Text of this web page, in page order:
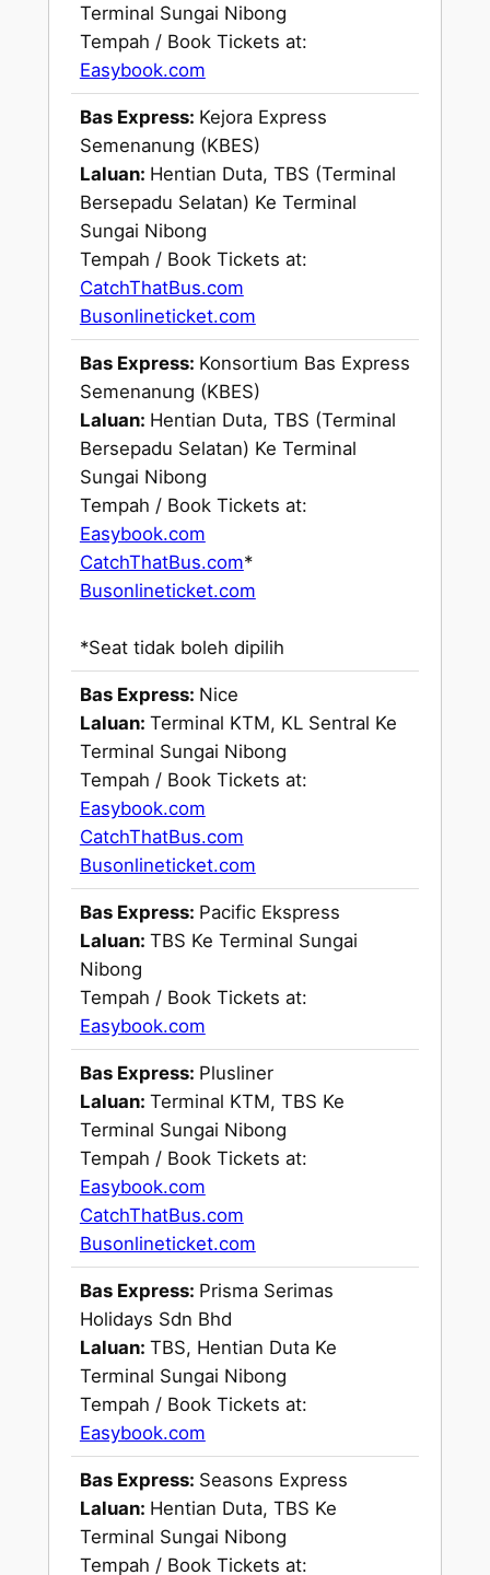
Terminal Sungai Nibong
Tempah / Book Tickets at:
Easybook.com
Bas Express: Kejora Express
Semenanung (KBES)
Laluan: Hentian Duta, TBS (Terminal
Bersepadu Selatan) Ke Terminal
Sungai Nibong
Tempah / Book Tickets at:
CatchThatBus.com
Busonlineticket.com
Bas Express: Konsortium Bas Express
Semenanung (KBES)
Laluan: Hentian Duta, TBS (Terminal
Bersepadu Selatan) Ke Terminal
Sungai Nibong
Tempah / Book Tickets at:
Easybook.com
CatchThatBus.com*
Busonlineticket.com
*Seat tidak boleh dipilih
Bas Express: Nice
Laluan: Terminal KTM, KL Sentral Ke
Terminal Sungai Nibong
Tempah / Book Tickets at:
Easybook.com
CatchThatBus.com
Busonlineticket.com
Bas Express: Pacific Ekspress
Laluan: TBS Ke Terminal Sungai
Nibong
Tempah / Book Tickets at:
Easybook.com
Bas Express: Plusliner
Laluan: Terminal KTM, TBS Ke
Terminal Sungai Nibong
Tempah / Book Tickets at:
Easybook.com
CatchThatBus.com
Busonlineticket.com
Bas Express: Prisma Serimas
Holidays Sdn Bhd
Laluan: TBS, Hentian Duta Ke
Terminal Sungai Nibong
Tempah / Book Tickets at:
Easybook.com
Bas Express: Seasons Express
Laluan: Hentian Duta, TBS Ke
Terminal Sungai Nibong
Tempah / Book Tickets at: